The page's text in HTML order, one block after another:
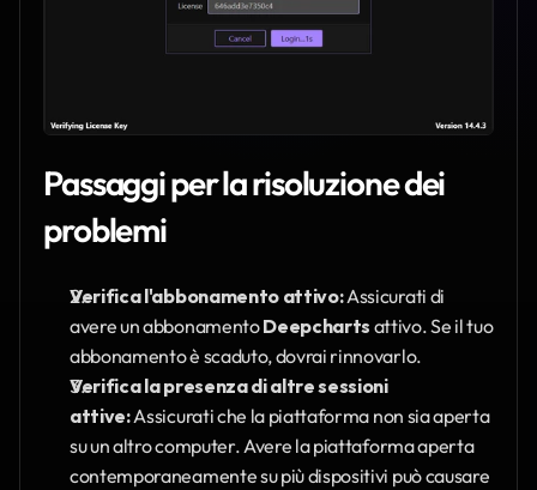
Passaggi per la risoluzione dei
problemi
Verifica l'abbonamento attivo: Assicurati di
avere un abbonamento Deepcharts attivo. Se il tuo
abbonamento è scaduto, dovrai rinnovarlo.
Verifica la presenza di altre sessioni
attive: Assicurati che la piattaforma non sia aperta
su un altro computer. Avere la piattaforma aperta
contemporaneamente su più dispositivi può causare